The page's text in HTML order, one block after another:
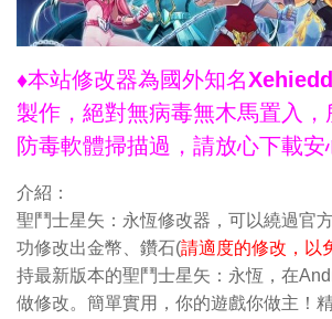
♦本站修改器為國外知名
製作，絕對無病毒無木馬置入，
防毒軟體掃描過，請放心下載安
介紹：
聖鬥士星矢：永恆修改器，可以繞過官
功修改出金幣、鑽石(請適度的修改，以
持最新版本的聖鬥士星矢：永恆，在
做修改。簡單實用，你的遊戲你做主！